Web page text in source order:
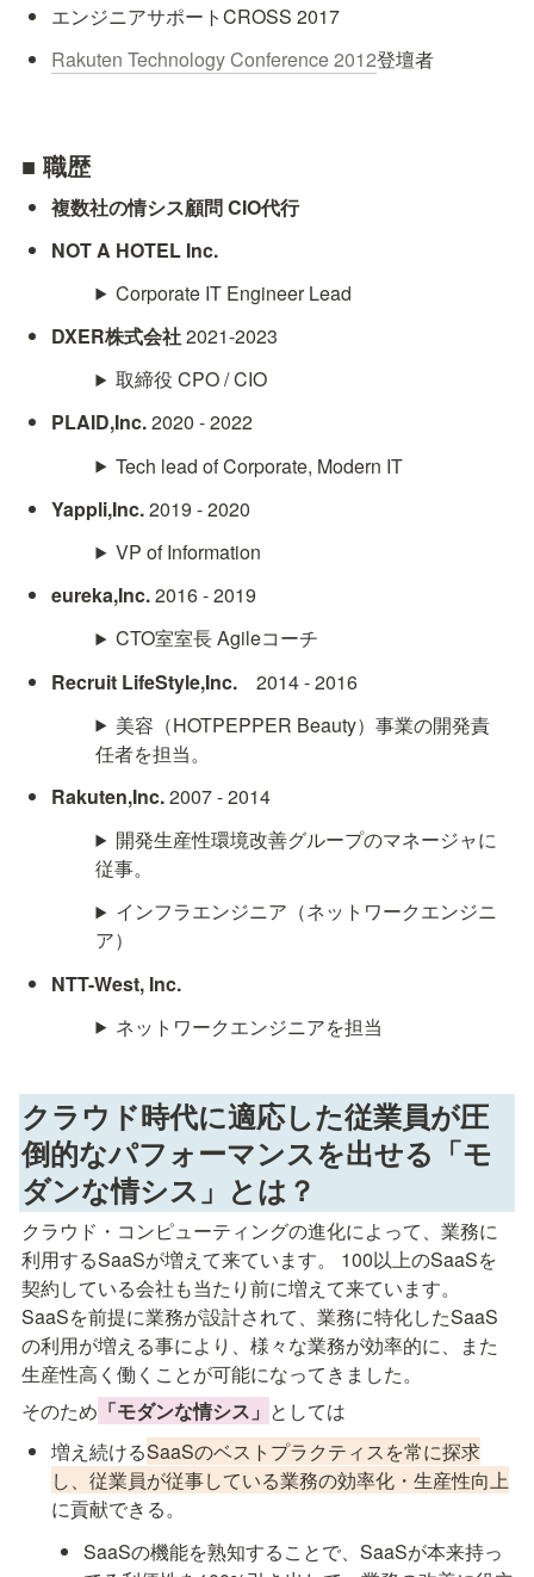
エンジニアサポートCROSS 2017
Rakuten Technology Conference 2012登壇者
■ 職歴
複数社の情シス顧問 CIO代行
NOT A HOTEL Inc.
Corporate IT Engineer Lead
DXER株式会社 2021-2023
取締役 CPO / CIO
PLAID,Inc. 2020 - 2022
Tech lead of Corporate, Modern IT
Yappli,Inc. 2019 - 2020
VP of Information
eureka,Inc. 2016 - 2019
CTO室室長 Agileコーチ
Recruit LifeStyle,Inc. 2014 - 2016
美容（HOTPEPPER Beauty）事業の開発責
任者を担当。
Rakuten,Inc. 2007 - 2014
開発生産性環境改善グループのマネージャに
従事。
インフラエンジニア（ネットワークエンジニ
ア）
NTT-West, Inc.
ネットワークエンジニアを担当
クラウド時代に適応した従業員が圧
倒的なパフォーマンスを出せる「モ
ダンな情シス」とは？
クラウド・コンピューティングの進化によって、業務に
利用するSaaSが増えて来ています。 100以上のSaaSを
契約している会社も当たり前に増えて来ています。
SaaSを前提に業務が設計されて、業務に特化したSaaS
の利用が増える事により、様々な業務が効率的に、また
生産性高く働くことが可能になってきました。
そのため 「モダンな情シス」 としては
増え続けるSaaSのベストプラクティスを常に探求
し、従業員が従事している業務の効率化・生産性向上
に貢献できる。
SaaSの機能を熟知することで、SaaSが本来持っ